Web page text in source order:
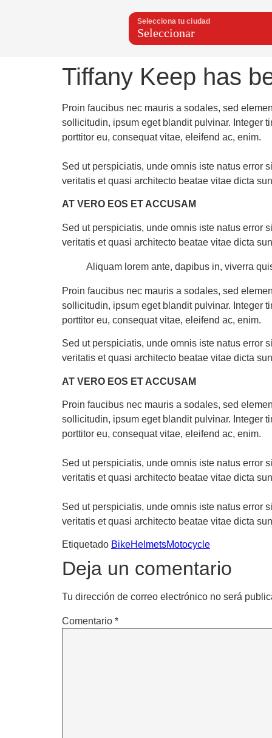
Selecciona tu ciudad
Tiffany Keep has
Proin faucibus nec mauris a sodales, sed
sollicitudin, ipsum eget blandit pulvinar. Integer
porttitor eu, consequat vitae, eleifend ac, enim.
Sed ut perspiciatis, unde omnis iste natus error
veritatis et quasi architecto beatae vitae dicta
AT VERO EOS ET ACCUSAM
Sed ut perspiciatis, unde omnis iste natus error
veritatis et quasi architecto beatae vitae dicta
Aliquam lorem ante, dapibus in, viverra
Proin faucibus nec mauris a sodales, sed
sollicitudin, ipsum eget blandit pulvinar. Integer
porttitor eu, consequat vitae, eleifend ac, enim.
Sed ut perspiciatis, unde omnis iste natus error
veritatis et quasi architecto beatae vitae dicta
AT VERO EOS ET ACCUSAM
Proin faucibus nec mauris a sodales, sed
sollicitudin, ipsum eget blandit pulvinar. Integer
porttitor eu, consequat vitae, eleifend ac, enim.
Sed ut perspiciatis, unde omnis iste natus error
veritatis et quasi architecto beatae vitae dicta
Sed ut perspiciatis, unde omnis iste natus error
veritatis et quasi architecto beatae vitae dicta
Etiquetado BikeHelmetsMotocycle
Deja un comentario
Tu dirección de correo electrónico no será
Comentario *